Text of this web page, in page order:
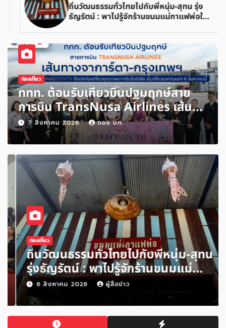
ถิ่นวัฒนธรรมทั่วไทยไปกับพี่หนุ่ม-สุทน รุ่ง
ธัญรัตน์ : พาไปรู้จักร้านขนมแม่กาแฟพ่อใน
ย่านสวนเกษตร อำเภออัมพวา จังหวัด
สมุทรสงคราม
ท่องเที่ยว
ททท. ต้อนรับเที่ยวบินปฐมฤกษ์สาย
การบิน TransNusa Airlines เส้น
ทางจาการ์ตา-กรุงเทพฯ เสริม Air
Connectivity ดึงนักท่องเที่ยว
คุณภาพจากอินโดนีเซีย เริ่มเที่ยวแรก
บินแรก 6 สิงหาคมนี้
7 สิงหาคม 2026 กอง บก.
ท่องเที่ยว
ถิ่นวัฒนธรรมทั่วไทยไปกับพี่หนุ่ม-สุทน
รุ่งธัญรัตน์ : พาไปรู้จักร้านขนมแม่
กาแฟพ่อในย่านสวนเกษตร อำเภอ
อัมพวา จังหวัดสมุทรสงคราม
6 สิงหาคม 2026 ผู้สื่อข่าว